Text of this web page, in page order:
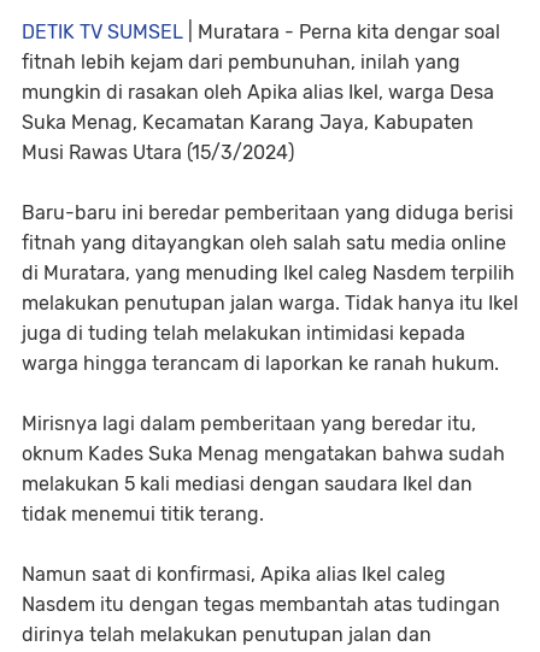
DETIK TV SUMSEL | Muratara - Perna kita dengar soal
fitnah lebih kejam dari pembunuhan, inilah yang
mungkin di rasakan oleh Apika alias Ikel, warga Desa
Suka Menag, Kecamatan Karang Jaya, Kabupaten
Musi Rawas Utara (15/3/2024)
Baru-baru ini beredar pemberitaan yang diduga berisi
fitnah yang ditayangkan oleh salah satu media online
di Muratara, yang menuding Ikel caleg Nasdem terpilih
melakukan penutupan jalan warga. Tidak hanya itu Ikel
juga di tuding telah melakukan intimidasi kepada
warga hingga terancam di laporkan ke ranah hukum.
Mirisnya lagi dalam pemberitaan yang beredar itu,
oknum Kades Suka Menag mengatakan bahwa sudah
melakukan 5 kali mediasi dengan saudara Ikel dan
tidak menemui titik terang.
Namun saat di konfirmasi, Apika alias Ikel caleg
Nasdem itu dengan tegas membantah atas tudingan
dirinya telah melakukan penutupan jalan dan